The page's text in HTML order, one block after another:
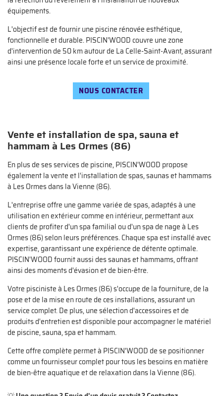
Piscine
en images
Avis
Actualités
Contact
Une
Restez
INSCRIPTION
Rejoignez-
équipements.
L'objectif est de fournir une piscine rénovée esthétique,
fonctionnelle et durable. PISCIN'WOOD couvre une zone
d'intervention de 50 km autour de La Celle-Saint-Avant, assurant
ainsi une présence locale forte et un service de proximité.
NOUS CONTACTER
Vente et installation de spa, sauna et
hammam à Les Ormes (86)
En plus de ses services de piscine, PISCIN'WOOD propose
également la vente et l'installation de spas, saunas et hammams
à Les Ormes dans la Vienne (86).
L'entreprise offre une gamme variée de spas, adaptés à une
utilisation en extérieur comme en intérieur, permettant aux
clients de profiter d'un spa familial ou d'un spa de nage à Les
Ormes (86) selon leurs préférences. Chaque spa est installé avec
expertise, garantissant une expérience de détente optimale.
PISCIN'WOOD fournit aussi des saunas et hammams, offrant
ainsi des moments d'évasion et de bien-être.
Votre pisciniste à Les Ormes (86) s'occupe de la fourniture, de la
pose et de la mise en route de ces installations, assurant un
service complet. De plus, une sélection d'accessoires et de
produits d'entretien est disponible pour accompagner le matériel
de piscine, sauna, spa et hammam.
Cette offre complète permet à PISCIN'WOOD de se positionner
comme un fournisseur complet pour tous les besoins en matière
de bien-être aquatique et de relaxation dans la Vienne (86).